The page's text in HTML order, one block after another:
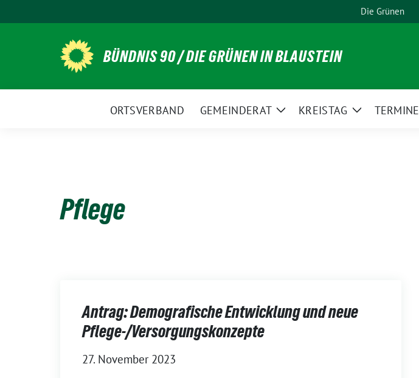
zum
Die Grünen
BÜNDNIS 90 / DIE GRÜNEN IN BLAUSTEIN
ORTSVERBAND GEMEINDERAT
ZeigeKREISTAG
ZeigeTERMINE
Pflege
Antrag: Demografische Entwicklung und neue
Pflege-/Versorgungskonzepte
27. November 2023